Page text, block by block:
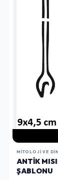
MITOLOJI VE
ANTIK
ŞABLONU